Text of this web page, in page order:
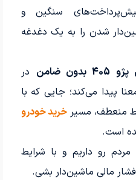
سنگین و
شدن را به یک دغدغه
ضامن
در
پیدا می‌کند؛ جایی که با
منعطف، مسیرخرید خودرو
است.
رو داریم و با شرایط
مالی ماشین‌دار بشی.